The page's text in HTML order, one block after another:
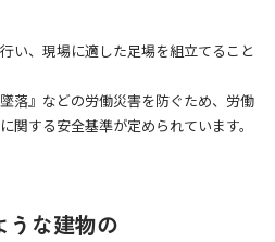
い、現場に適した足場を組立てること
落』などの労働災害を防ぐため、労働
関する安全基準が定められています。
うな建物の